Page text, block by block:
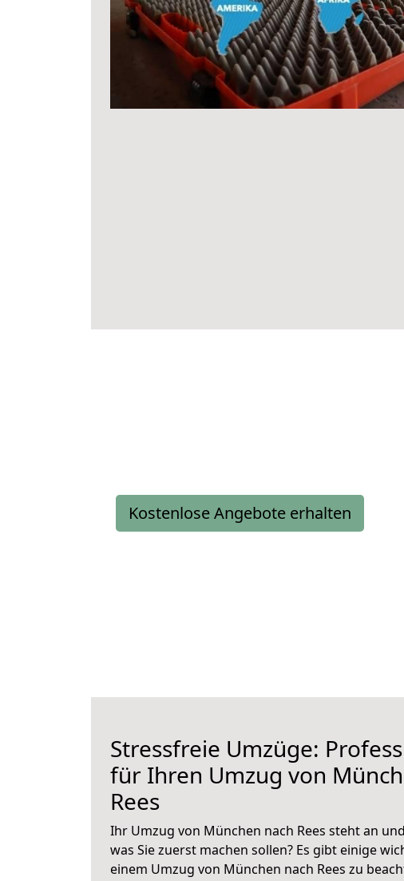
Kostenlose Angebote erhalten
Stressfreie Umzüge:
für Ihren Umzug von
Rees
Ihr Umzug von München nach Rees steht an
was Sie zuerst machen sollen? Es gibt einige
einem Umzug von München nach Rees zu